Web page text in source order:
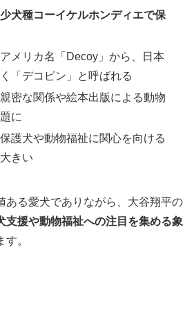
犬種コーイケルホンディエで保
メリカ名「Decoy」から、日本
「デコピン」と呼ばれる
密な関係や絵本出版による動物
に
護犬や動物福祉に関心を向ける
きい
ある愛犬でありながら、大谷翔平の
支援や動物福祉への注目を集める象
。